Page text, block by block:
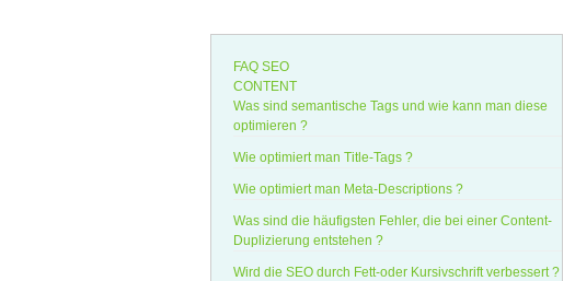
FAQ SEO
CONTENT
Was sind semantische Tags und wie kann man diese
optimieren ?
Wie optimiert man Title-Tags ?
Wie optimiert man Meta-Descriptions ?
Was sind die häufigsten Fehler, die bei einer Content-
Duplizierung entstehen ?
Wird die SEO durch Fett-oder Kursivschrift verbessert ?